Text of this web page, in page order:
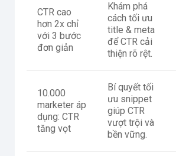
CTR cao
hơn 2x chỉ
với 3 bước
đơn giản
Khám phá
cách tối ưu
title & meta
để CTR cải
thiện rõ rệt.
10.000
marketer áp
dụng: CTR
tăng vọt
Bí quyết tối
ưu snippet
giúp CTR
vượt trội và
bền vững.